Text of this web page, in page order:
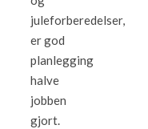
juleforberedelser,
er god
planlegging
halve
jobben
gjort.